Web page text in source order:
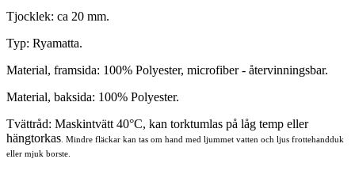
Tjocklek: ca 20 mm.
Typ: Ryamatta.
Material, framsida: 100% Polyester, microfiber - återvinningsbar.
Material, baksida: 100% Polyester.
Tvättråd: Maskintvätt 40°C, kan torktumlas på låg temp eller
hängtorkas . Mindre fläckar kan tas om hand med ljummet vatten och ljus frottehandduk
eller mjuk borste.